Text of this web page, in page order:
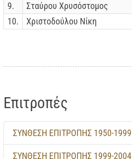
9.
Σταύρου Χρυσόστομος
10.
Χριστοδούλου Νίκη
Επιτροπές
ΣΥΝΘΕΣΗ ΕΠΙΤΡΟΠΗΣ 1950-1999
ΣΥΝΘΕΣΗ ΕΠΙΤΡΟΠΗΣ 1999-2004